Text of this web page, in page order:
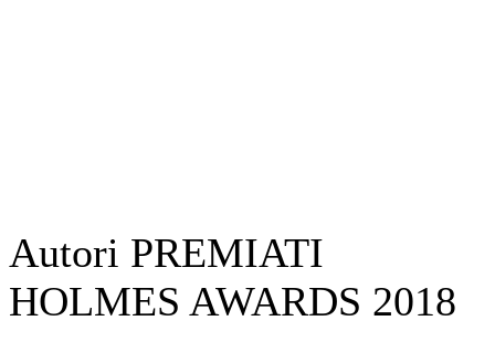
Autori PREMIATI
HOLMES AWARDS 2018